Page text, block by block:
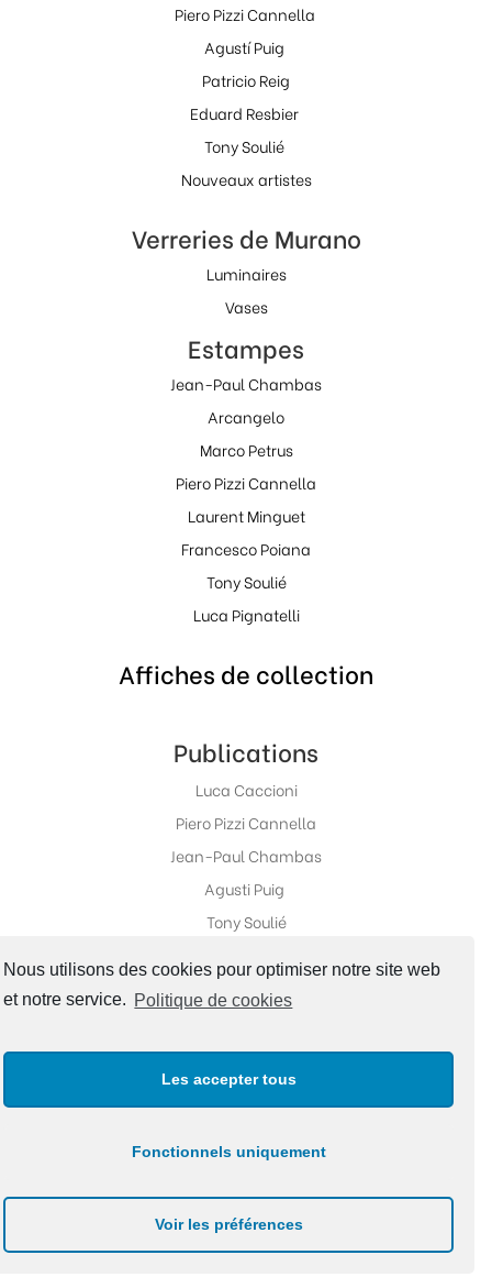
Nous utilisons des cookies pour optimiser notre site web
et notre service. Politique de cookies
Les accepter tous
Fonctionnels uniquement
Voir les préférences
Piero Pizzi Cannella
Agustí Puig
Patricio Reig
Eduard Resbier
Tony Soulié
Nouveaux artistes
Verreries de Murano
Luminaires
Vases
Estampes
Jean-Paul Chambas
Arcangelo
Marco Petrus
Piero Pizzi Cannella
Laurent Minguet
Francesco Poiana
Tony Soulié
Luca Pignatelli
Affiches de collection
Publications
Luca Caccioni
Piero Pizzi Cannella
Jean-Paul Chambas
Agusti Puig
Tony Soulié
Réseaux sociaux
Copyright ©Galerie Fabrice Galvani |
confidentialité|Site Map
Design by A2STUDIO